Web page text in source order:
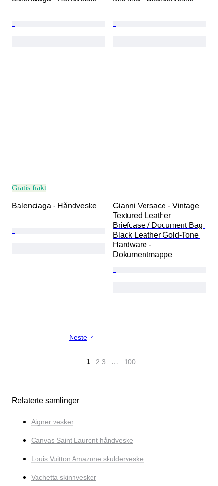
Gratis frakt
Balenciaga - Håndveske
Gianni Versace - Vintage
Textured Leather
Briefcase / Document Bag
Black Leather Gold-Tone
Hardware -
Dokumentmappe
Neste
1 2 3 … 100
Relaterte samlinger
Aigner vesker
Canvas Saint Laurent håndveske
Louis Vuitton Amazone skulderveske
Vachetta skinnvesker